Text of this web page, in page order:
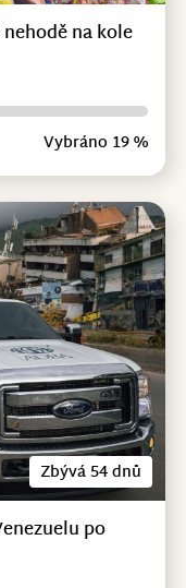
na kole
Vybráno 19 %
Zbývá 54 dnů
po